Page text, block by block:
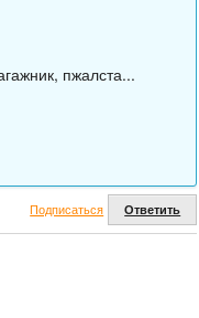
пжалста...
Подписаться Ответить